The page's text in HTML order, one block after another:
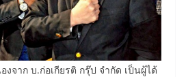
งจาก บ.ก่อเกียรติ กรุ๊ป จำกัด เป็นผู้ได้